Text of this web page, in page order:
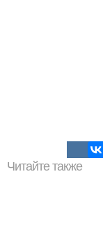
Читайте также